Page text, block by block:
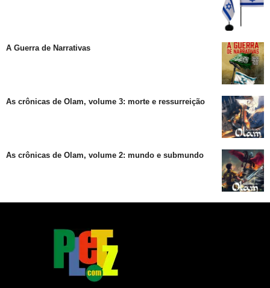
A Guerra de Narrativas
As crônicas de Olam, volume 3: morte e ressurreição
As crônicas de Olam, volume 2: mundo e submundo